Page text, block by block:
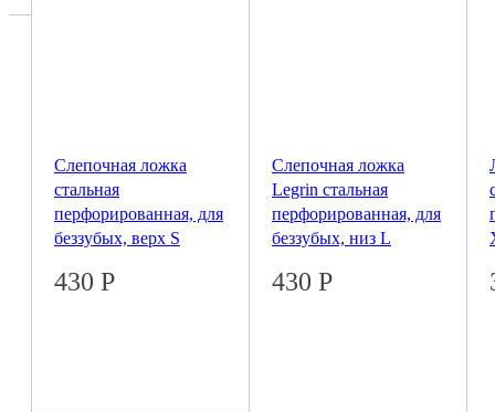
Слепочная ложка
стальная
перфорированная, для
беззубых, верх S
430 Р
Слепочная ложка
Legrin стальная
перфорированная, для
беззубых, низ L
430 Р